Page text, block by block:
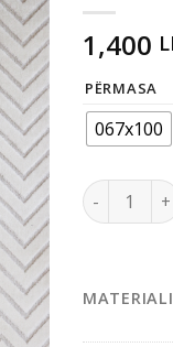
to
1,400
PËRMASA
067x100
Kualiteti
MATERIALI